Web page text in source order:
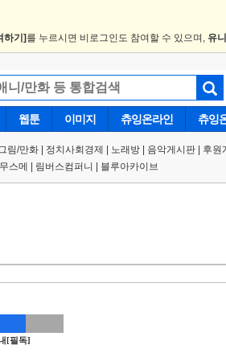
하기] 를 누르시면 비로그인도 참여할 수 있으며, 유
웹툰 이미지 츄잉온라인 츄잉
림/만화 정치사회경제 노래방 음악게시판 후원
스메 림버스컴퍼니 블루아카이브
[필독]